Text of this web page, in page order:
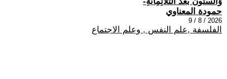
حمودة المعناوي
2026 / 8 / 9
الفلسفة ,علم النفس , وعلم الاجتماع